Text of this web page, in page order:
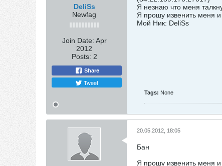
DeliSs
Newfag
Join Date: Apr
2012
Posts: 2
Share
Tweet
Я незнаю что меня
Я прошу извенить меня
Мой Ник: DeliSs
Tags: None
20.05.2012, 18:05
Бан
Я прошу извенить меня